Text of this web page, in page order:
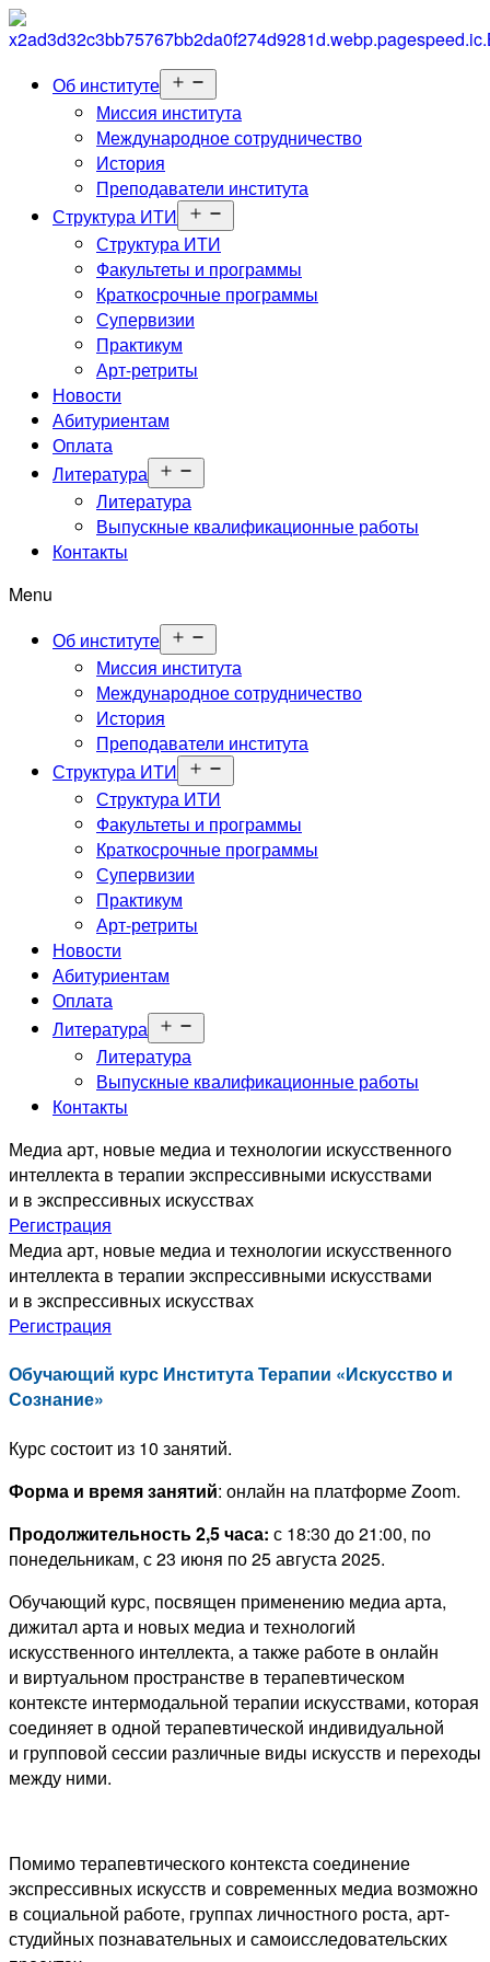
Об институте
меню
Миссия института
Международное сотрудничество
История
Преподаватели института
Структура ИТИ
меню
Структура ИТИ
Факультеты и программы
Краткосрочные программы
Супервизии
Практикум
Арт-ретриты
Новости
Абитуриентам
Оплата
Литература
меню
Литература
Выпускные квалификационные работы
Контакты
Menu
Об институте
меню
Миссия института
Международное сотрудничество
История
Преподаватели института
Структура ИТИ
меню
Структура ИТИ
Факультеты и программы
Краткосрочные программы
Супервизии
Практикум
Арт-ретриты
Новости
Абитуриентам
Оплата
Литература
меню
Литература
Выпускные квалификационные работы
Контакты
Медиа арт, новые медиа и технологии искусственного
интеллекта в терапии экспрессивными искусствами
и в экспрессивных искусствах
Регистрация
Медиа арт, новые медиа и технологии искусственного
интеллекта в терапии экспрессивными искусствами
и в экспрессивных искусствах
Регистрация
Обучающий курс Института Терапии «Искусство и
Сознание»
Курс состоит из 10 занятий.
Форма и время занятий: онлайн на платформе Zoom.
Продолжительность 2,5 часа: с 18:30 до 21:00, по
понедельникам, с 23 июня по 25 августа 2025.
Обучающий курс, посвящен применению медиа арта,
дижитал арта и новых медиа и технологий
искусственного интеллекта, а также работе в онлайн
и виртуальном пространстве в терапевтическом
контексте интермодальной терапии искусствами, которая
соединяет в одной терапевтической индивидуальной
и групповой сессии различные виды искусств и переходы
между ними.
Помимо терапевтического контекста соединение
экспрессивных искусств и современных медиа возможно
в социальной работе, группах личностного роста, арт-
студийных познавательных и самоисследовательских